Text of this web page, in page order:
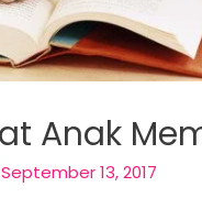
Anak
September 13, 2017